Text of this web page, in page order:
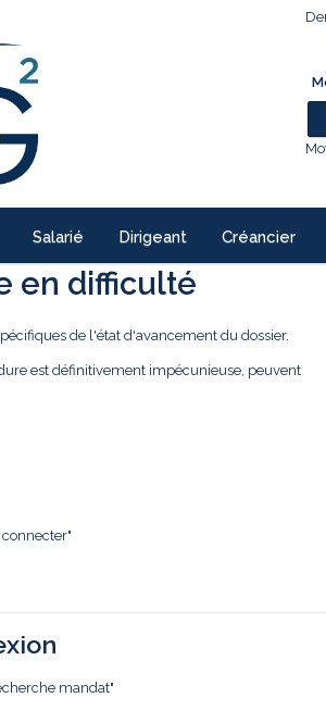
Salarié Dirigeant Créancier
en difficulté
de l'état d'avancement du dossier.
est définitivement impécunieuse, peuvent
mandat"